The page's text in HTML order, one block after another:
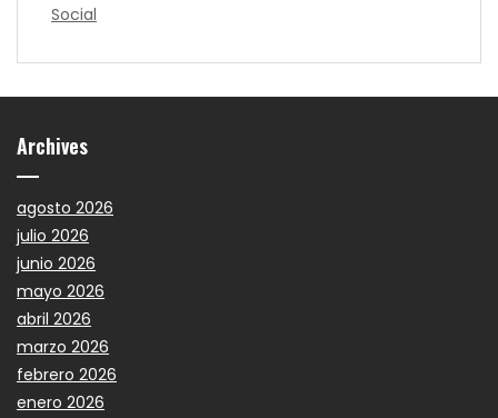
Social
Archives
agosto 2026
julio 2026
junio 2026
mayo 2026
abril 2026
marzo 2026
febrero 2026
enero 2026